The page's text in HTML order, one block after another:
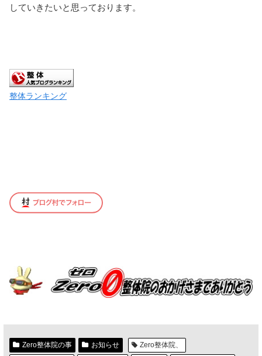
していきたいと思っております。
整体ランキング
Zero整体院の事 お知らせ
Zero整体院、